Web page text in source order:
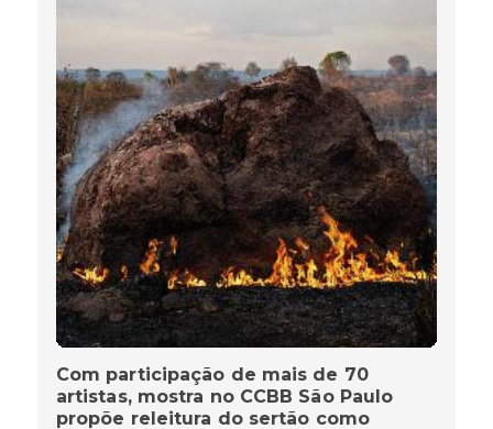
Com participação de mais de 70
artistas, mostra no CCBB São Paulo
propõe releitura do sertão como